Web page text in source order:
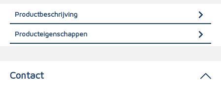
Productbeschrijving
Producteigenschappen
Contact